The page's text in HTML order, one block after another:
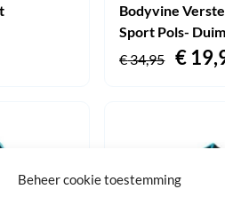
Beheer cookie toestemming
Bodyvine
Sport Pols-
€34,95
€
€